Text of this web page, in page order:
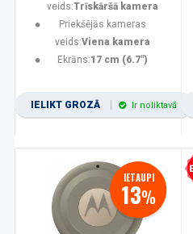
veids:Trīskāršā kamera
Priekšējās kameras
veids:Viena kamera
Ekrāns:17 cm (6.7")
IELIKT GROZĀ Ir noliktavā
IETAUPI
13%